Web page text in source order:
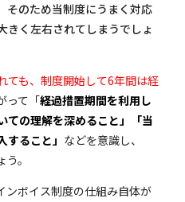
そのため当制度にうまく対応
きく左右されてしまうでしょ
ても、制度開始して6年間は経
って「経過措置期間を利用し
ての理解を深めること」「当
ること」 などを意識し、
。
ンボイス制度の仕組み自体が